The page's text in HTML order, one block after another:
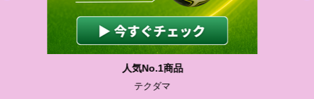
わかりやすい質問に沿って書ける
サカイクサッカーノート